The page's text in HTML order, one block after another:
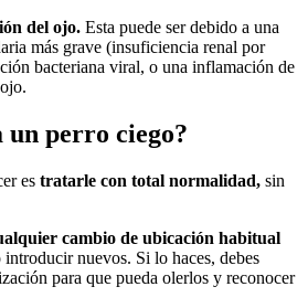
del ojo. Esta puede ser debido a una
más grave (insuficiencia renal por
bacteriana viral, o una inflamación de
un perro ciego?
es tratarle con total normalidad, sin
cambio de ubicación habitual
introducir nuevos. Si lo haces, debes
para que pueda olerlos y reconocer